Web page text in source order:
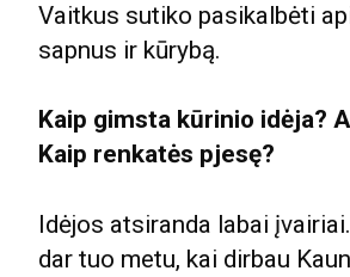
Vaitkus sutiko pasikalbėti
sapnus ir kūrybą.
Kaip gimsta kūrinio idėja?
Kaip renkatės pjesę?
Idėjos atsiranda labai
dar tuo metu, kai dirbau Kaun